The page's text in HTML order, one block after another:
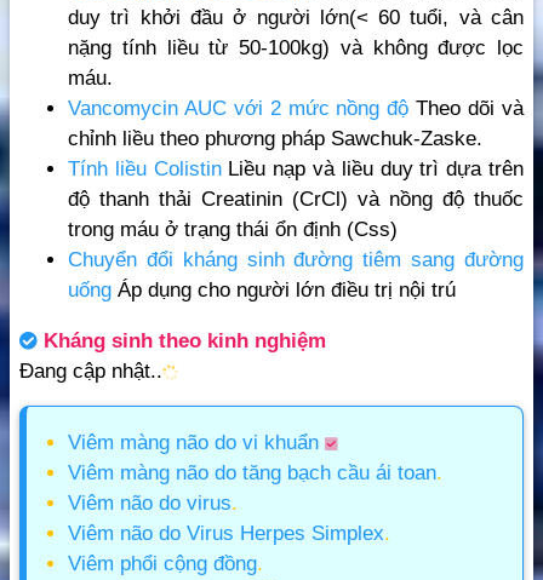
duy trì khởi đầu ở người lớn(< 60 tuổi, và cân
nặng tính liều từ 50-100kg) và không được lọc
máu.
Vancomycin AUC với 2 mức nồng độ Theo dõi và
chỉnh liều theo phương pháp Sawchuk-Zaske.
Tính liều ColistinLiều nạp và liều duy trì dựa trên
độ thanh thải Creatinin (CrCl) và nồng độ thuốc
trong máu ở trạng thái ổn định (Css)
Chuyển đổi kháng sinh đường tiêm sang đường
uống Áp dụng cho người lớn điều trị nội trú
Kháng sinh theo kinh nghiệm
Đang cập nhật..
Viêm màng não do vi khuẩn
Viêm màng não do tăng bạch cầu ái toan.
Viêm não do virus.
Viêm não do Virus Herpes Simplex.
Viêm phổi cộng đồng.